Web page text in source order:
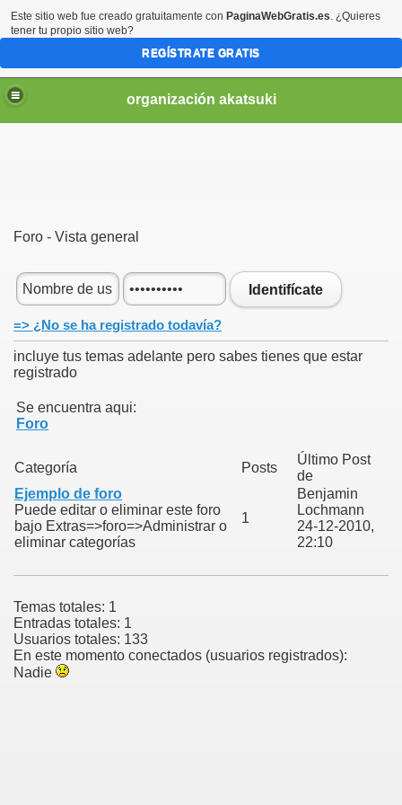
organización akatsuki
Foro - Vista general
Identifícate
=> ¿No se ha registrado todavía?
incluye tus temas adelante pero sabes tienes que estar
registrado
Se encuentra aqui:
Foro
Categoría Posts
Último Post
de
Ejemplo de foro
Puede editar o eliminar este foro
bajo Extras=>foro=>Administrar o
eliminar categorías
1
Benjamin
Lochmann
24-12-2010,
22:10
Temas totales: 1
Entradas totales: 1
Usuarios totales: 133
En este momento conectados (usuarios registrados):
Nadie
Este sitio web fue creado gratuitamente con PaginaWebGratis.es. ¿Quieres
tener tu propio sitio web?
REGÍSTRATE GRATIS